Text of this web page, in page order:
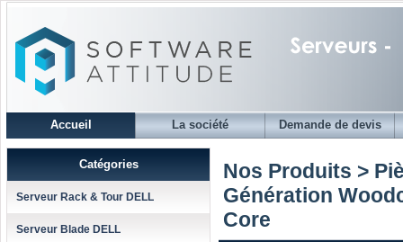
Accueil La société Demande de devis
Catégories
Serveur Rack & Tour DELL
Serveur Blade DELL
Nos Produits >
Génération
Core